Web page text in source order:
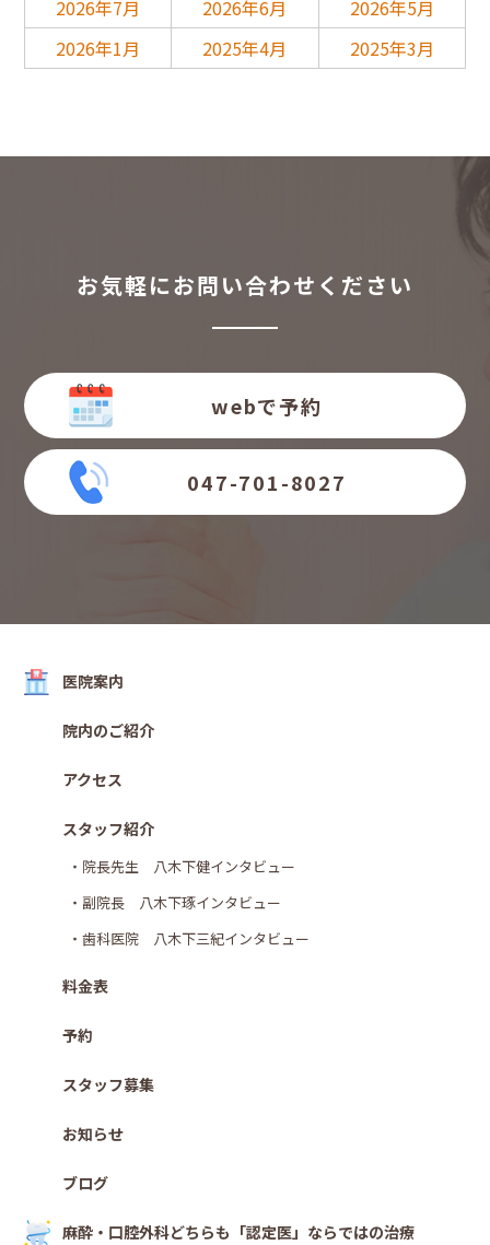
2026年7月 2026年6月
2026年5月
2026年1月
2025年4月 2025年3月
お気軽にお問い合わせください
webで予約
047-701-8027
医院案内
院内のご紹介
アクセス
スタッフ紹介
・院長先生 八木下健インタビュー
・副院長 八木下琢インタビュー
・歯科医院 八木下三紀インタビュー
料金表
予約
スタッフ募集
お知らせ
ブログ
麻酔・口腔外科どちらも「認定医」ならではの治療